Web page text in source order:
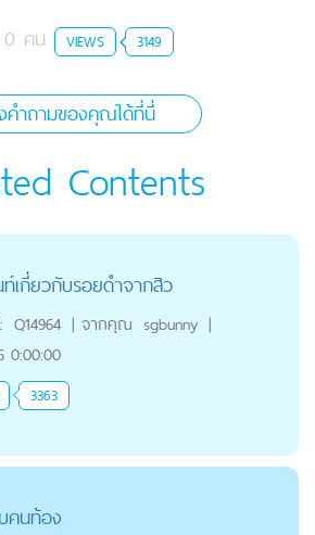
0 คน VIEWS 3149
คำถามของคุณได้ที่นี่
Contents
ท์เกี่ยวกับรอยดำจากสิว
Q14964 | จากคุณ sgbunny |
0:00:00
3363
คนท้อง